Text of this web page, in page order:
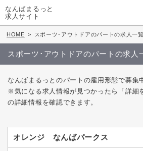
なんばまるっと
求人サイト
HOME > スポーツ･アウトドアのパートの求人一覧
スポーツ･アウトドアのパートの求人
なんばまるっとのパートの雇用形態で募集
※気になる求人情報が見つかったら「詳細
の詳細情報を確認できます。
オレンジ なんばパークス